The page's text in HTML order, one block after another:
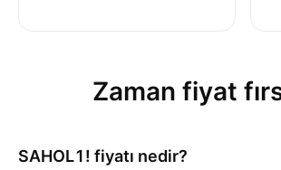
Zaman fiyat
SAHOL1! fiyatı nedir?